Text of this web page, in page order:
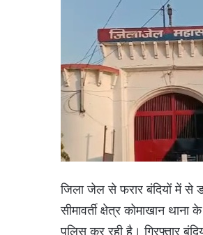
जिला जेल से फरार बंदियों में से
सीमावर्ती क्षेत्र कोमाखान
पुलिस कर रही है। गिरफ्तार